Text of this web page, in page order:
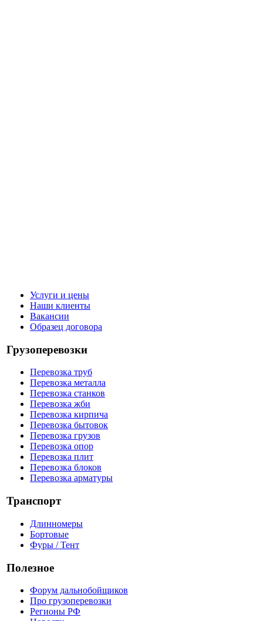
Услуги и цены
Наши клиенты
Вакансии
Образец договора
Грузоперевозки
Перевозка труб
Перевозка металла
Перевозка станков
Перевозка жби
Перевозка кирпича
Перевозка бытовок
Перевозка грузов
Перевозка опор
Перевозка плит
Перевозка блоков
Перевозка арматуры
Транспорт
Длинномеры
Бортовые
Фуры / Тент
Полезное
Форум дальнобойщиков
Про грузоперевозки
Регионы РФ